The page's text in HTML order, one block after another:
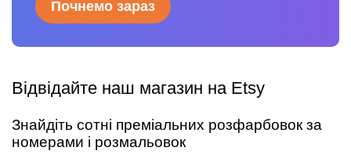
Почнемо зараз
Відвідайте наш магазин на Etsy
Знайдіть сотні преміальних розфарбовок за
номерами і розмальовок